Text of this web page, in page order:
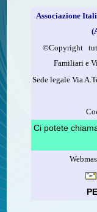
Compila la scheda
Firma nel riquadro
organizzazioni non
Indica nel riquadro
97184320584
Associazione
©​Copyright
Familiari e
Sede legale Via
Ci potete